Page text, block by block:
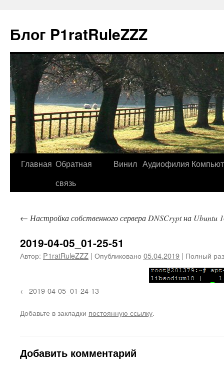
Блог P1ratRuleZZZ
Главная Обратная
связь
Винил Аудиофилия
← Настройка собственного сервера DNSCrypt на Ubuntu
2019-04-05_01-25-51
Автор: P1ratRuleZZZ | Опубликовано 05.04.2019 | Полный
2019-04-05_01-24-13
Добавьте в закладки постоянную ссылку.
Добавить комментарий